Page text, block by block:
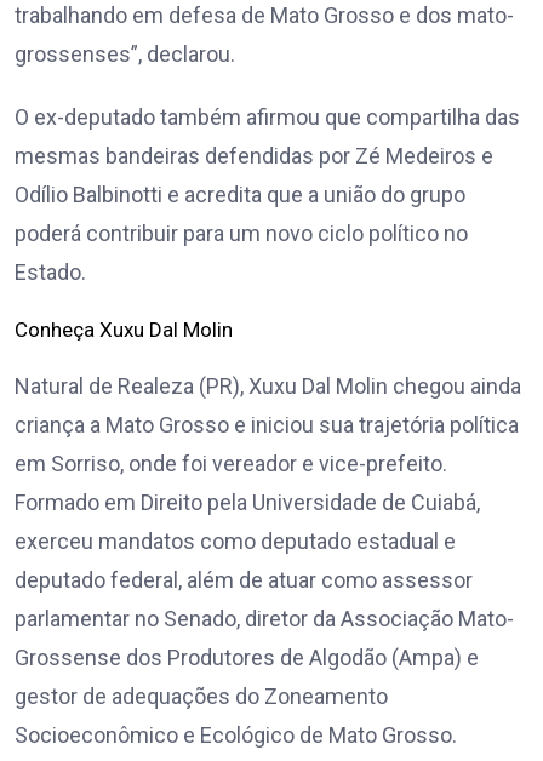
trabalhando em defesa de Mato Grosso e dos mato-
grossenses”, declarou.
O ex-deputado também afirmou que compartilha das
mesmas bandeiras defendidas por Zé Medeiros e
Odílio Balbinotti e acredita que a união do grupo
poderá contribuir para um novo ciclo político no
Estado.
Conheça Xuxu Dal Molin
Natural de Realeza (PR), Xuxu Dal Molin chegou ainda
criança a Mato Grosso e iniciou sua trajetória política
em Sorriso, onde foi vereador e vice-prefeito.
Formado em Direito pela Universidade de Cuiabá,
exerceu mandatos como deputado estadual e
deputado federal, além de atuar como assessor
parlamentar no Senado, diretor da Associação Mato-
Grossense dos Produtores de Algodão (Ampa) e
gestor de adequações do Zoneamento
Socioeconômico e Ecológico de Mato Grosso.